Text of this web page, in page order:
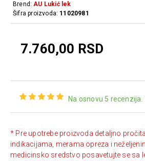
Na osnovu 5 recenzija.
7.760,00 RSD
Brend: AU Lukić lek
Šifra proizvoda: 11020981
* Pre upotrebe proizvoda detaljno
indikacijama, merama opreza i
medicinsko sredstvo posavetujte se sa